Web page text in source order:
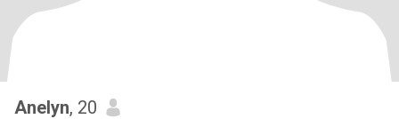
Anelyn, 20